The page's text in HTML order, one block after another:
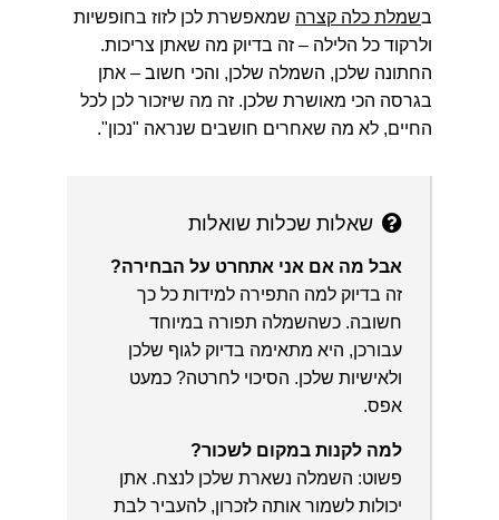
בשמלת כלה קצרה שמאפשרת לכן לזוז בחופשיות
ולרקוד כל הלילה – זה בדיוק מה שאתן צריכות.
החתונה שלכן, השמלה שלכן, והכי חשוב – אתן
בגרסה הכי מאושרת שלכן. זה מה שיזכור לכן לכל
החיים, לא מה שאחרים חושבים שנראה "נכון".
שאלות שכלות שואלות
אבל מה אם אני אתחרט על הבחירה?
זה בדיוק למה התפירה למידות כל כך
חשובה. כשהשמלה תפורה במיוחד
עבורכן, היא מתאימה בדיוק לגוף שלכן
ולאישיות שלכן. הסיכוי לחרטה? כמעט
אפס.
למה לקנות במקום לשכור?
פשוט: השמלה נשארת שלכן לנצח. אתן
יכולות לשמור אותה לזכרון, להעביר לבת